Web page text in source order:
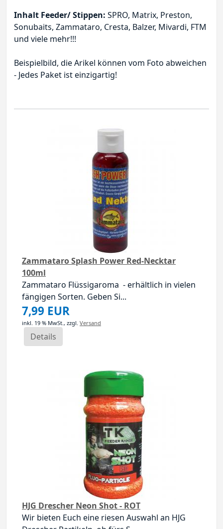
Inhalt Feeder/ Stippen: SPRO, Matrix, Preston,
Sonubaits, Zammataro, Cresta, Balzer, Mivardi, FTM
und viele mehr!!!
Beispielbild, die Arikel können vom Foto abweichen
- Jedes Paket ist einzigartig!
Zammataro Splash Power Red-Necktar
100ml
Zammataro Flüssigaroma - erhältlich in vielen
fängigen Sorten. Geben Si...
7,99 EUR
inkl. 19 % MwSt., zzgl. Versand
Details
HJG Drescher Neon Shot - ROT
Wir bieten Euch eine riesen Auswahl an HJG